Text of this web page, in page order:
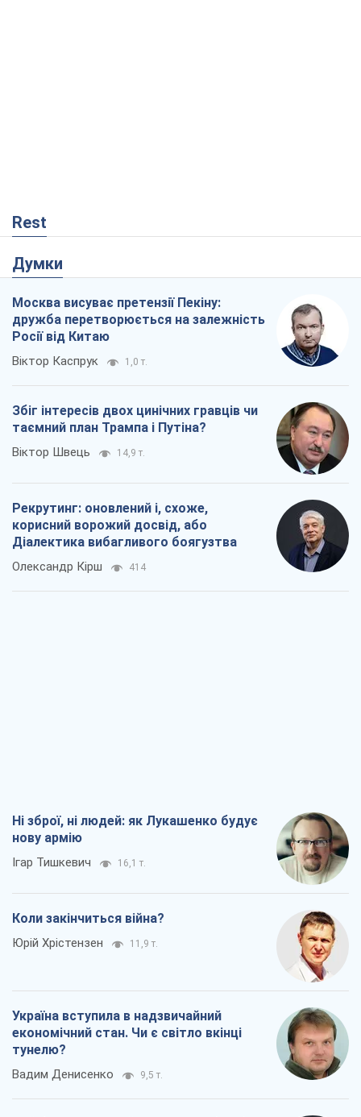
Rest
Думки
Москва висуває претензії Пекіну:
дружба перетворюється на залежність
Росії від Китаю
Віктор Каспрук 1,0 т.
Збіг інтересів двох цинічних гравців чи
таємний план Трампа і Путіна?
Віктор Швець 14,9 т.
Рекрутинг: оновлений і, схоже,
корисний ворожий досвід, або
Діалектика вибагливого боягузтва
Олександр Кірш 414
Ні зброї, ні людей: як Лукашенко будує
нову армію
Ігар Тишкевич 16,1 т.
Коли закінчиться війна?
Юрій Хрістензен 11,9 т.
Україна вступила в надзвичайний
економічний стан. Чи є світло вкінці
тунелю?
Вадим Денисенко 9,5 т.